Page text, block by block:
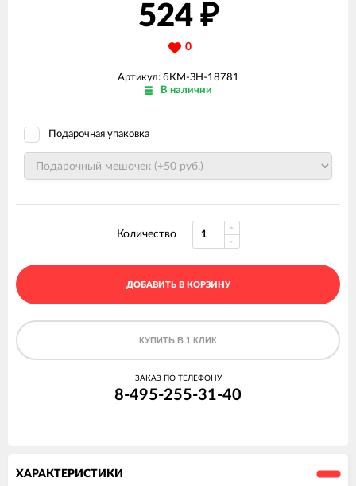
524 ₽
0
Артикул: бКМ-ЗН-18781
В наличии
Подарочная упаковка
Количество
ДОБАВИТЬ В КОРЗИНУ
КУПИТЬ В 1 КЛИК
ЗАКАЗ ПО ТЕЛЕФОНУ
8-495-255-31-40
ХАРАКТЕРИСТИКИ